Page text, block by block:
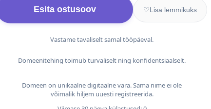
Esita ostusoov ♡Lisa lemmikuks
Vastame tavaliselt samal tööpäeval.
Domeenitehing toimub turvaliselt ning konfidentsiaalselt.
Domeen on unikaalne digitaalne vara. Sama nime ei ole
võimalik hiljem uuesti registreerida.